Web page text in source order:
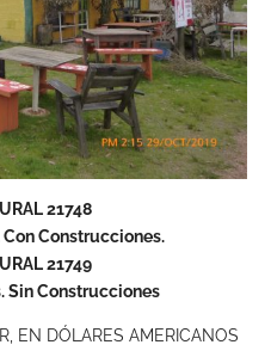
21748
Construcciones.
21749
Sin Construcciones
EN DÓLARES AMERICANOS